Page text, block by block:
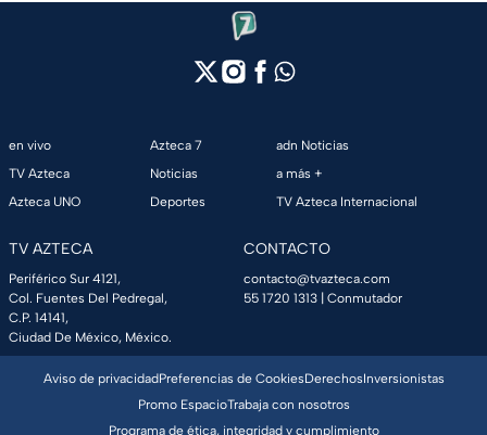
en vivo
TV Azteca
Azteca UNO
Azteca 7
Noticias
Deportes
adn Noticias
a más +
TV Azteca Internacional
TV AZTECA
Periférico Sur 4121,
Col. Fuentes Del Pedregal,
C.P. 14141,
Ciudad De México, México.
CONTACTO
contacto@tvazteca.com
55 1720 1313 | Conmutador
Aviso de privacidadPreferencias de CookiesDerechosInversionistas
Promo EspacioTrabaja con nosotros
Programa de ética, integridad y cumplimiento